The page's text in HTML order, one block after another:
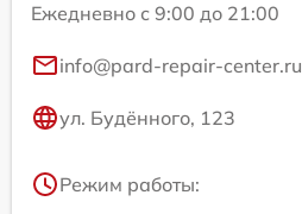
Ежедневно с 9:00 до 21:00
info@pard-repair-center.ru
ул. Будённого, 123
Режим работы: